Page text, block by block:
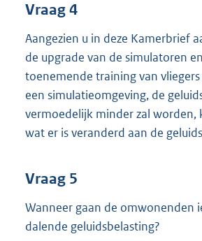
Vraag 4
Aangezien u in deze Kamerbrief
de upgrade van de simulatoren
toenemende training van
een simulatieomgeving, de
vermoedelijk minder zal worden,
wat er is veranderd aan de
Vraag 5
Wanneer gaan de omwonenden
dalende geluidsbelasting?